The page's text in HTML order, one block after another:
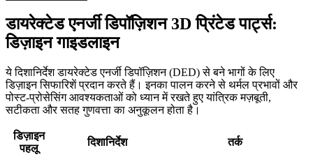
डायरेक्टेड एनर्जी डिपॉज़िशन 3D प्रिंटेड पार्ट्स:
डिज़ाइन गाइडलाइन
ये दिशानिर्देश डायरेक्टेड एनर्जी डिपॉज़िशन (DED) से बने भागों के लिए
डिज़ाइन सिफारिशें प्रदान करते हैं। इनका पालन करने से थर्मल प्रभावों और
पोस्ट-प्रोसेसिंग आवश्यकताओं को ध्यान में रखते हुए यांत्रिक मज़बूती,
सटीकता और सतह गुणवत्ता का अनुकूलन होता है।
डिज़ाइन
पहलू
दिशानिर्देश तर्क